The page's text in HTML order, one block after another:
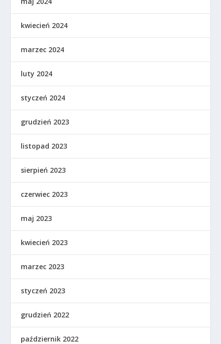
kwiecień 2024
marzec 2024
luty 2024
styczeń 2024
grudzień 2023
listopad 2023
sierpień 2023
czerwiec 2023
maj 2023
kwiecień 2023
marzec 2023
styczeń 2023
grudzień 2022
październik 2022